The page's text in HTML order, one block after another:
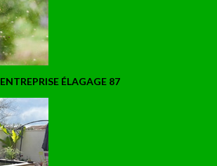
ENTREPRISE ÉLAGAGE 87